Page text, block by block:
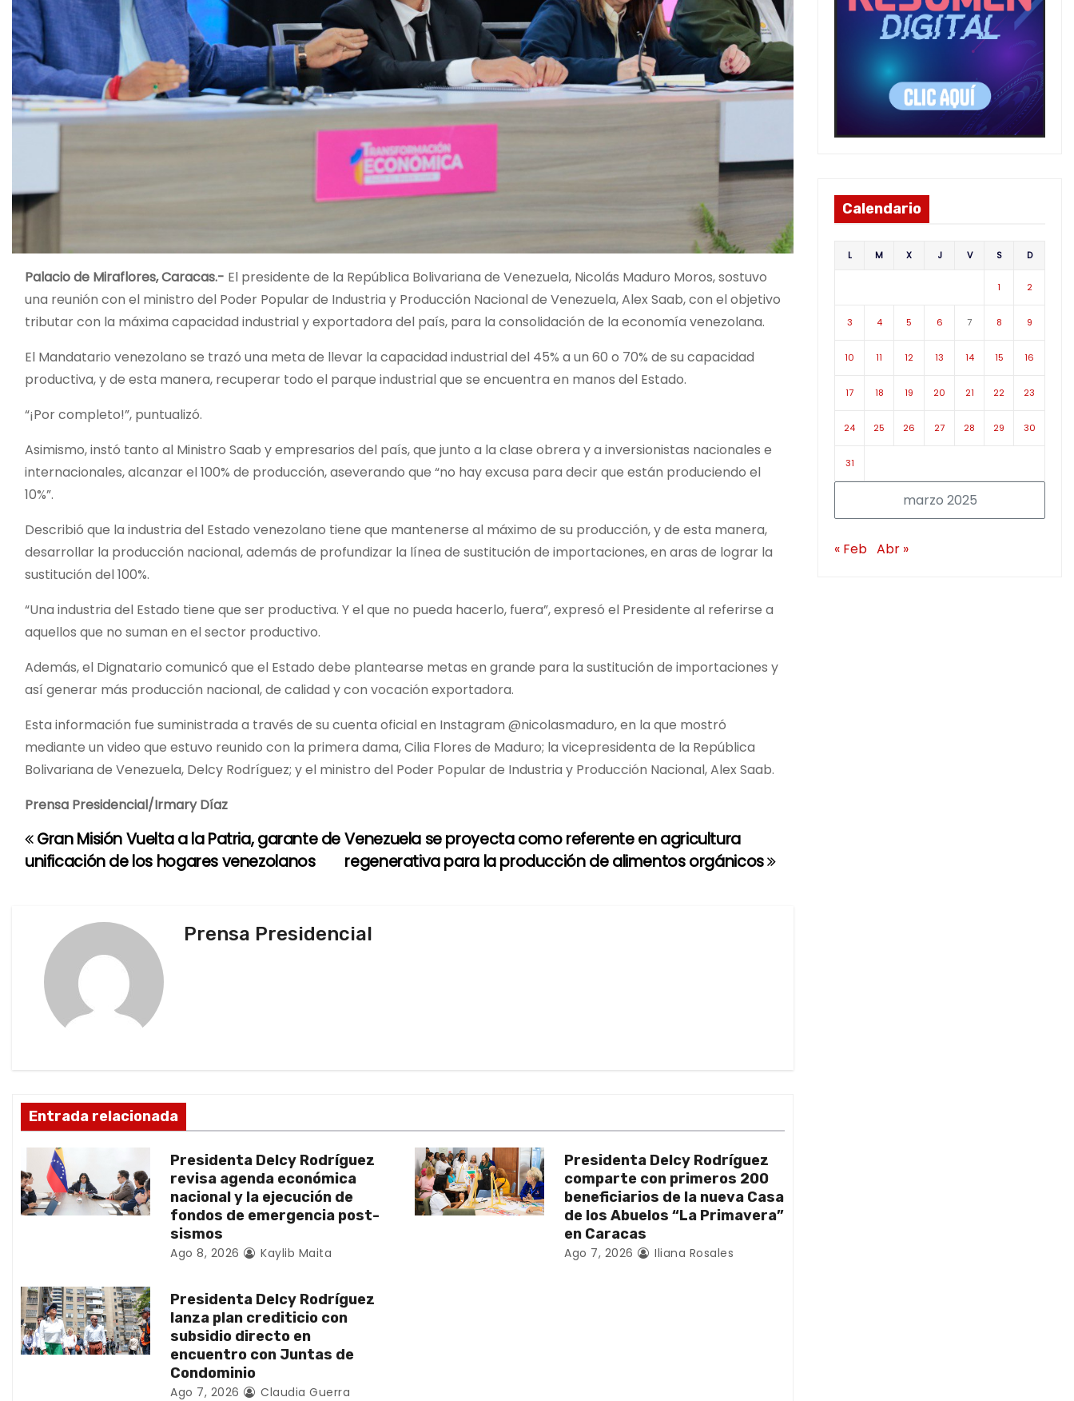
Palacio de Miraflores, Caracas.- El presidente de la República Bolivariana de Venezuela, Nicolás Maduro Moros, sostuvo
una reunión con el ministro del Poder Popular de Industria y Producción Nacional de Venezuela, Alex Saab, con el objetivo
tributar con la máxima capacidad industrial y exportadora del país, para la consolidación de la economía venezolana.
El Mandatario venezolano se trazó una meta de llevar la capacidad industrial del 45% a un 60 o 70% de su capacidad
productiva, y de esta manera, recuperar todo el parque industrial que se encuentra en manos del Estado.
“¡Por completo!”, puntualizó.
Asimismo, instó tanto al Ministro Saab y empresarios del país, que junto a la clase obrera y a inversionistas nacionales e
internacionales, alcanzar el 100% de producción, aseverando que “no hay excusa para decir que están produciendo el
10%”.
Describió que la industria del Estado venezolano tiene que mantenerse al máximo de su producción, y de esta manera,
desarrollar la producción nacional, además de profundizar la línea de sustitución de importaciones, en aras de lograr la
sustitución del 100%.
“Una industria del Estado tiene que ser productiva. Y el que no pueda hacerlo, fuera”, expresó el Presidente al referirse a
aquellos que no suman en el sector productivo.
Además, el Dignatario comunicó que el Estado debe plantearse metas en grande para la sustitución de importaciones y
así generar más producción nacional, de calidad y con vocación exportadora.
Esta información fue suministrada a través de su cuenta oficial en Instagram @nicolasmaduro, en la que mostró
mediante un video que estuvo reunido con la primera dama, Cilia Flores de Maduro; la vicepresidenta de la República
Bolivariana de Venezuela, Delcy Rodríguez; y el ministro del Poder Popular de Industria y Producción Nacional, Alex Saab.
Prensa Presidencial/Irmary Díaz
N
ó
n
d
e
n
t
r
Venezuela se proyecta como referente en agricultura
regenerativa para la producción de alimentos orgánicos
Gran Misión Vuelta a la Patria, garante de
unificación de los hogares venezolanos
Prensa Presidencial
Entrada relacionada
Presidenta Delcy Rodríguez
revisa agenda económica
nacional y la ejecución de
fondos de emergencia post-
sismos
Ago 8, 2026 Kaylib Maita
Presidenta Delcy Rodríguez
comparte con primeros 200
beneficiarios de la nueva Casa
de los Abuelos “La Primavera”
en Caracas
Ago 7, 2026 Iliana Rosales
Presidenta Delcy Rodríguez
lanza plan crediticio con
subsidio directo en
encuentro con Juntas de
Condominio
Ago 7, 2026
Claudia Guerra
Calendario
marzo 2025
L M X J V S D
1 2
3 4 5 6 7 8 9
10 11 12 13 14 15 16
17 18 19 20 21 22 23
24 25 26 27 28 29 30
31
« Feb Abr »